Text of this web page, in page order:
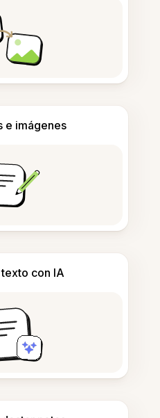
e imágenes
con IA